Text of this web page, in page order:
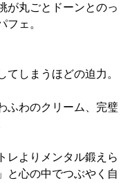
が丸ごとドーンとのっ
フェ。
てしまうほどの迫力。
ふわのクリーム、完璧
レよりメンタル鍛えら
と心の中でつぶやく自